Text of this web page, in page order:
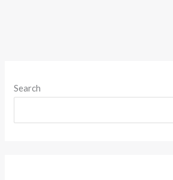
Search